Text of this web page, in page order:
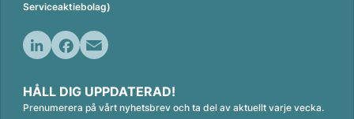
Serviceaktiebolag)
n
k
c
e
a
i
HÅLL DIG UPPDATERAD!
Prenumerera på vårt nyhetsbrev och ta del av aktuellt varje vecka.